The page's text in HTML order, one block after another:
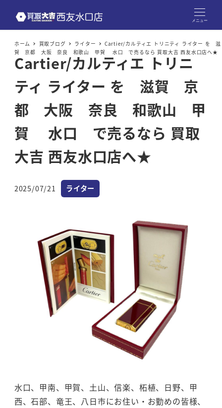
メニュー
ホーム 買取ブログ ライター
Cartier/カルティエ トリニティ ライター を 滋
賀 京都 大阪 奈良 和歌山 甲賀 水口 で売るなら 買取大吉 西友水口店へ★
Cartier/カルティエ トリニ
ティ ライター を 滋賀 京
都 大阪 奈良 和歌山 甲
賀 水口 で売るなら 買取
大吉 西友水口店へ★
投稿日
2025/07/21 カテゴリー
ライター
水口、甲南、甲賀、土山、信楽、柘植、日野、甲
西、石部、竜王、八日市にお住い・お勤めの皆様、